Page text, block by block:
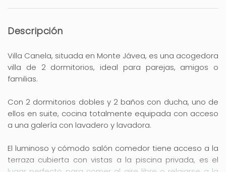
Descripción
Villa Canela, situada en Monte Jávea, es una acogedora
villa de 2 dormitorios, ideal para parejas, amigos o
familias.
Con 2 dormitorios dobles y 2 baños con ducha, uno de
ellos en suite, cocina totalmente equipada con acceso
a una galería con lavadero y lavadora.
El luminoso y cómodo salón comedor tiene acceso a la
terraza cubierta con vistas a la piscina privada, es el